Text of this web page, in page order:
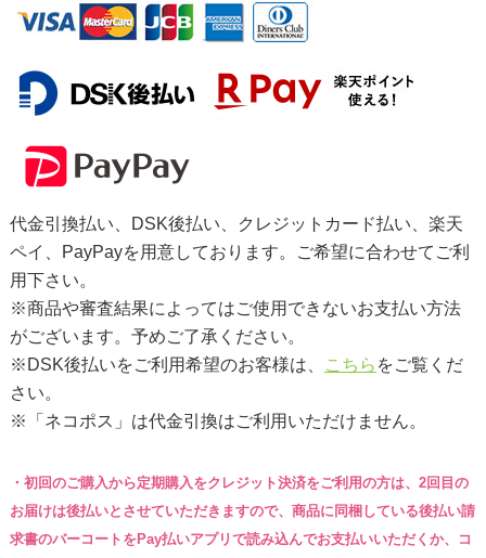
代金引換払い、DSK後払い、クレジットカード払い、楽天
ペイ、PayPayを用意しております。ご希望に合わせてご利
用下さい。
※商品や審査結果によってはご使用できないお支払い方法
がございます。予めご了承ください。
※DSK後払いをご利用希望のお客様は、
こちら をご覧くだ
さい。
※「ネコポス」は代金引換はご利用いただけません。
・初回のご購入から定期購入をクレジット決済をご利用の方は、2回目の
お届けは後払いとさせていただきますので、商品に同梱している後払い請
求書のバーコートをPay払いアプリで読み込んでお支払いいただくか、コ